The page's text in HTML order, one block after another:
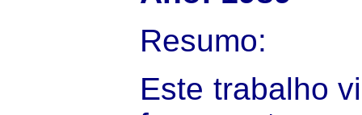
Resumo:
Este trabalho